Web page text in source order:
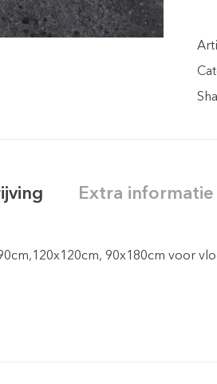
Extra informatie
90x180cm voor